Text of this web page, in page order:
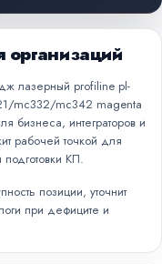
лазерный profiline pl-
mc332/mc342 magenta
бизнеса, интеграторов и
рабочей точкой для
КП.
позиции, уточнит
при дефиците и